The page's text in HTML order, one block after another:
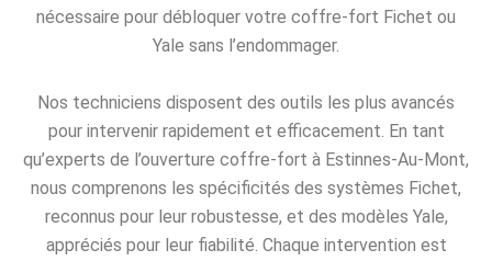
nécessaire pour débloquer votre coffre-fort Fichet ou
Yale sans l’endommager.
Nos techniciens disposent des outils les plus avancés
pour intervenir rapidement et efficacement. En tant
qu’experts de l’ouverture coffre-fort à Estinnes-Au-Mont,
nous comprenons les spécificités des systèmes Fichet,
reconnus pour leur robustesse, et des modèles Yale,
appréciés pour leur fiabilité. Chaque intervention est